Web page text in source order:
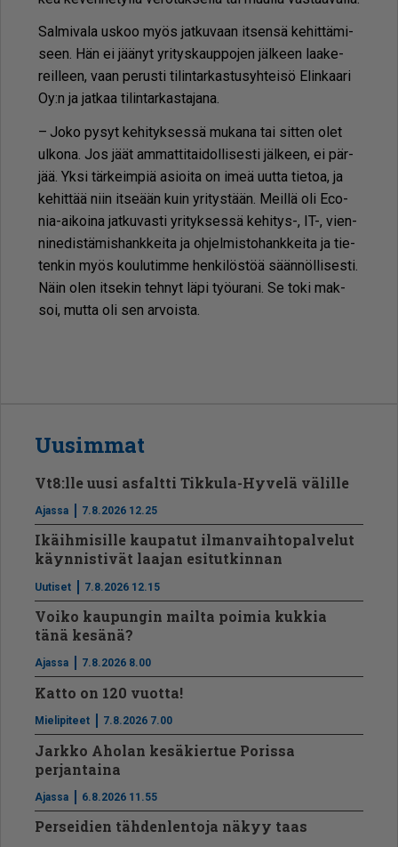
Sal­mi­va­la us­koo myös jat­ku­vaan it­sen­sä ke­hit­tä­mi­
seen. Hän ei jää­nyt yri­tys­kaup­po­jen jäl­keen laa­ke­
reil­leen, vaan pe­rus­ti ti­lin­tar­kas­tu­syh­tei­sö Elin­kaa­ri
Oy:n ja jat­kaa ti­lin­tar­kas­ta­ja­na.
– Joko py­syt ke­hi­tyk­ses­sä mu­ka­na tai sit­ten olet
ul­ko­na. Jos jäät am­mat­ti­tai­dol­li­ses­ti jäl­keen, ei pär­
jää. Yk­si tär­keim­piä asi­oi­ta on imeä uut­ta tie­toa, ja
ke­hit­tää niin it­se­ään kuin yri­tys­tään. Meil­lä oli Eco­
nia-ai­koi­na jat­ku­vas­ti yri­tyk­ses­sä ke­hi­tys-, IT-, vien­
ni­ne­dis­tä­mis­hank­kei­ta ja oh­jel­mis­to­hank­kei­ta ja tie­
ten­kin myös kou­lu­tim­me hen­ki­lös­töä sään­nöl­li­ses­ti.
Näin olen it­se­kin teh­nyt läpi työ­u­ra­ni. Se toki mak­
soi, mut­ta oli sen ar­vois­ta.
Uusimmat
Vt8:lle uusi asfaltti Tikkula-Hyvelä välille
Ajassa 7.8.2026 12.25
Ikäihmisille kaupatut ilmanvaihtopalvelut
käynnistivät laajan esitutkinnan
Uutiset 7.8.2026 12.15
Voiko kaupungin mailta poimia kukkia
tänä kesänä?
Ajassa 7.8.2026 8.00
Katto on 120 vuotta!
Mielipiteet 7.8.2026 7.00
Jarkko Aholan kesäkiertue Porissa
perjantaina
Ajassa 6.8.2026 11.55
Perseidien tähdenlentoja näkyy taas